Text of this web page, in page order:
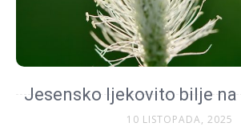
Jesensko ljekovito bilje na
10 LISTOPADA, 2025